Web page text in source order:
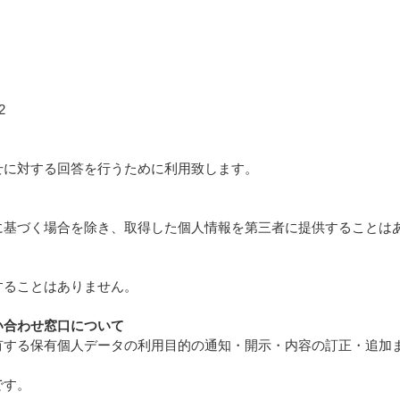
る回答を行うために利用致します。
場合を除き、取得した個人情報を第三者に提供することは
とはありません。
せ窓口について
個人データの利用目的の通知・開示・内容の訂正・追加ま
。